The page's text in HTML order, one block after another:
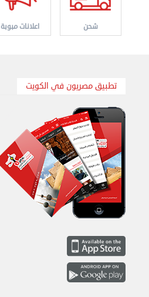
نقل عفش الكويت 50636444 فك وتركيب ايكيا محلي ...
السبت 31 أغسطس 2024 06:31 م
شحن اعلانات مبوبة
تطبيق مصريون في الكويت